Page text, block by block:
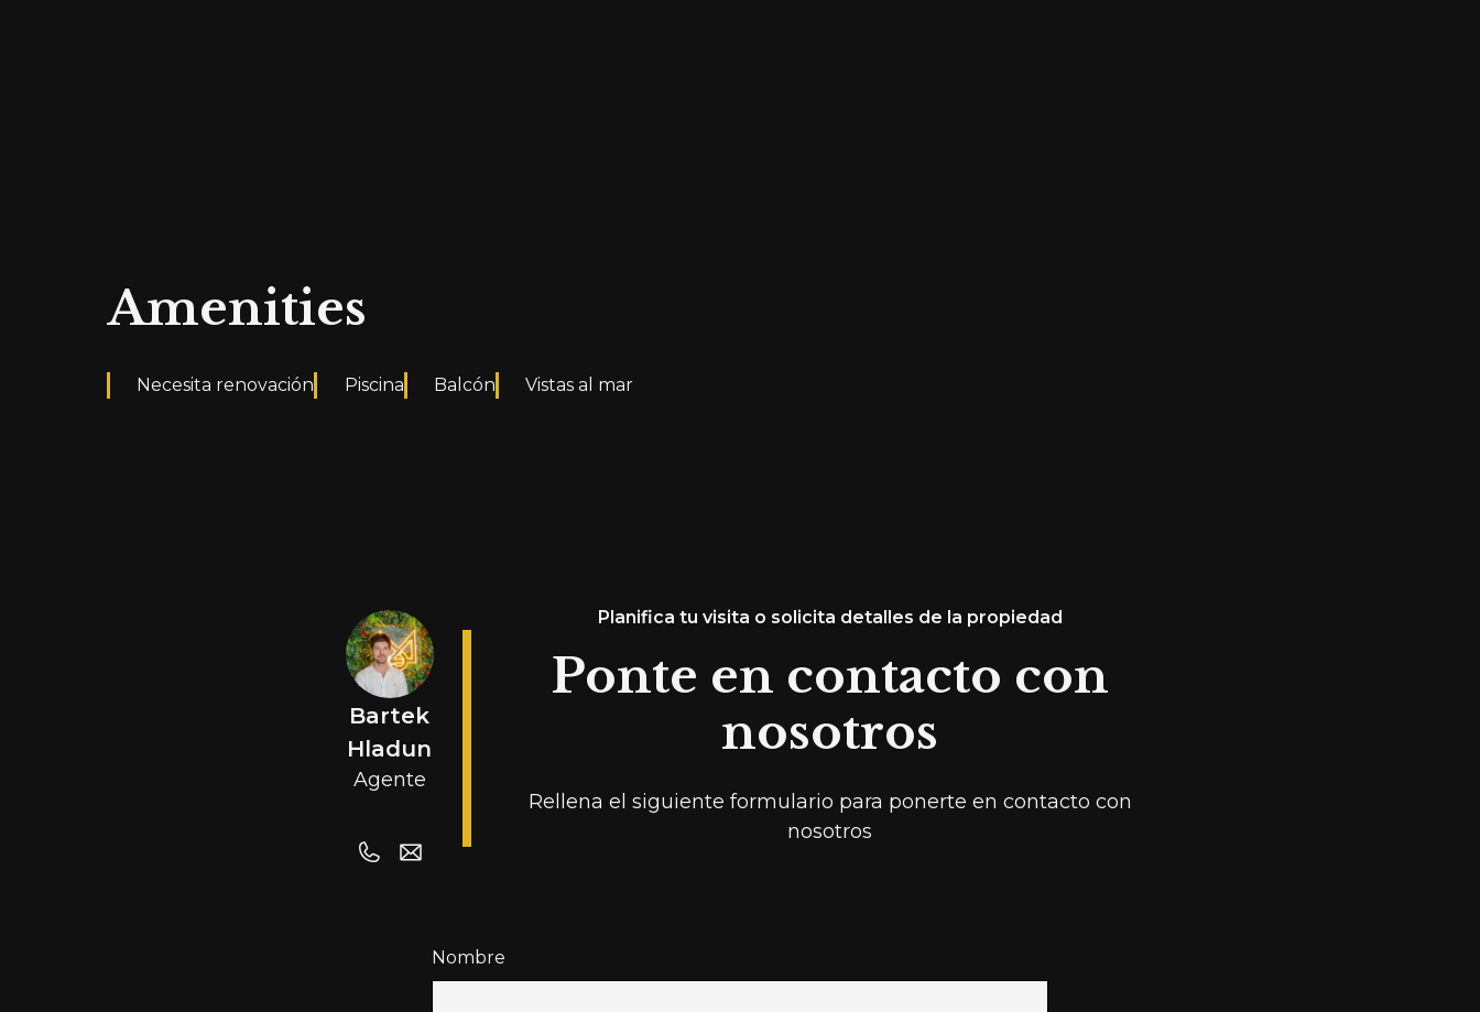
Amenities
Necesita renovación Piscina Balcón Vistas al mar
Bartek
Hladun
Agente
Planifica tu visita o solicita detalles de la propiedad
Ponte en contacto con
nosotros
Rellena el siguiente formulario para ponerte en contacto con
nosotros
Nombre